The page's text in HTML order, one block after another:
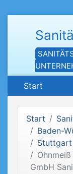
Start
Start
Baden-
Stuttgart
GmbH